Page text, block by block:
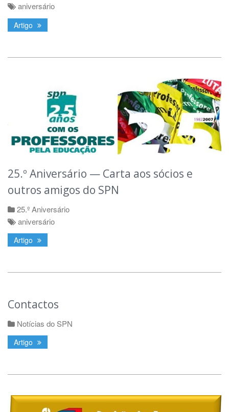
aniversário
Artigo
25.º Aniversário — Carta aos sócios e
outros amigos do SPN
25.º Aniversário
aniversário
Artigo
Contactos
Notícias do SPN
Artigo